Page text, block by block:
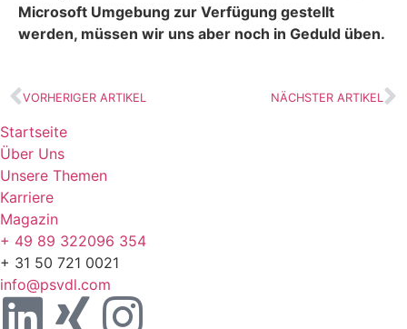
Microsoft Umgebung zur Verfügung gestellt
werden, müssen wir uns aber noch in Geduld üben.
VORHERIGER ARTIKEL NÄCHSTER ARTIKEL
Startseite
Über Uns
Unsere Themen
Karriere
Magazin
+ 49 89 322096 354
+ 31 50 721 0021
info@psvdl.com